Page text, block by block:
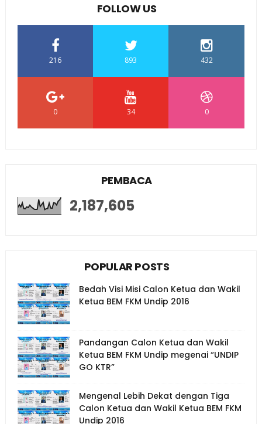
FOLLOW US
216 893 432
0 34 0
PEMBACA
2,187,605
POPULAR POSTS
Bedah Visi Misi Calon Ketua dan Wakil
Ketua BEM FKM Undip 2016
Pandangan Calon Ketua dan Wakil
Ketua BEM FKM Undip megenai “UNDIP
GO KTR”
Mengenal Lebih Dekat dengan Tiga
Calon Ketua dan Wakil Ketua BEM FKM
Undip 2016